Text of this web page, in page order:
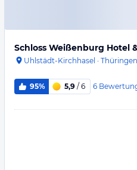
Schloss Weißenburg Hotel
Uhlstädt-Kirchhasel · Thüringen
95% 5,9 / 6 6